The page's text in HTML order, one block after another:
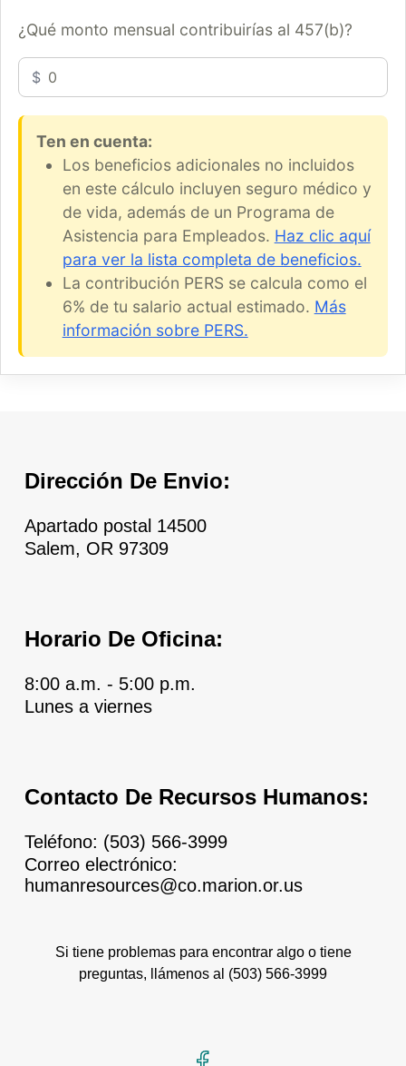
¿Qué monto mensual contribuirías al 457(b)?
$
Ten en cuenta:
Los beneficios adicionales no incluidos
en este cálculo incluyen seguro médico y
de vida, además de un Programa de
Asistencia para Empleados. Haz clic aquí
para ver la lista completa de beneficios.
La contribución PERS se calcula como el
6% de tu salario actual estimado. Más
información sobre PERS.
Dirección De Envio:
Apartado postal 14500
Salem, OR 97309
Horario De Oficina:
8:00 a.m. - 5:00 p.m.
Lunes a viernes
Contacto De Recursos Humanos:
Teléfono: (503) 566-3999
Correo electrónico:
humanresources@co.marion.or.us
Si tiene problemas para encontrar algo o tiene
preguntas, llámenos al (503) 566-3999
Facebook